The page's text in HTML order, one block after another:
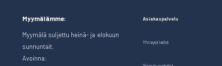
Myymälämme:
Myymälä suljettu heinä- ja elokuun
sunnuntait.
Avoinna:
Asiakaspalvelu
Yhteystiedot